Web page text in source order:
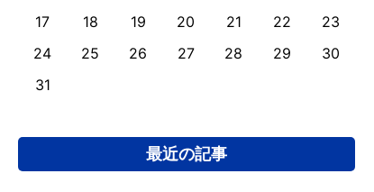
17
18 19 20 21 22
23
24
25 26 27 28 29
30
31
最近の記事